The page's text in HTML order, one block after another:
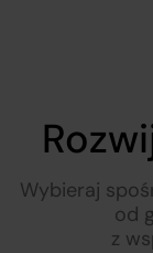
Wybieraj
od
z